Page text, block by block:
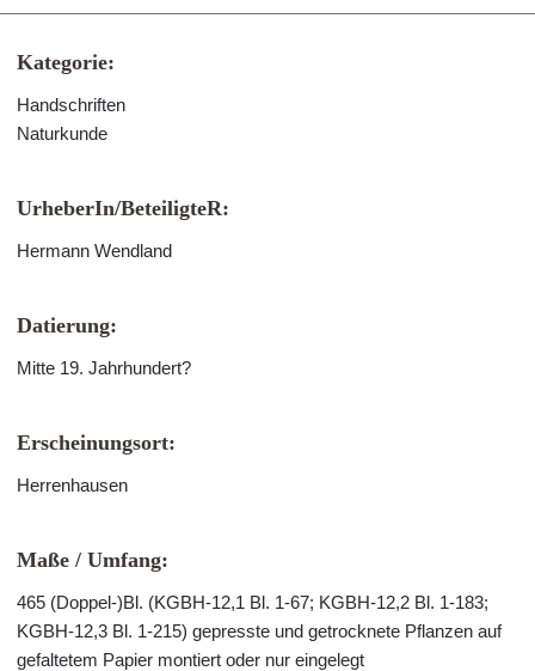
Kategorie:
Handschriften
Naturkunde
UrheberIn/BeteiligteR:
Hermann Wendland
Datierung:
Mitte 19. Jahrhundert?
Erscheinungsort:
Herrenhausen
Maße / Umfang:
465 (Doppel-)Bl. (KGBH-12,1 Bl. 1-67; KGBH-12,2 Bl. 1-183;
KGBH-12,3 Bl. 1-215) gepresste und getrocknete Pflanzen auf
gefaltetem Papier montiert oder nur eingelegt